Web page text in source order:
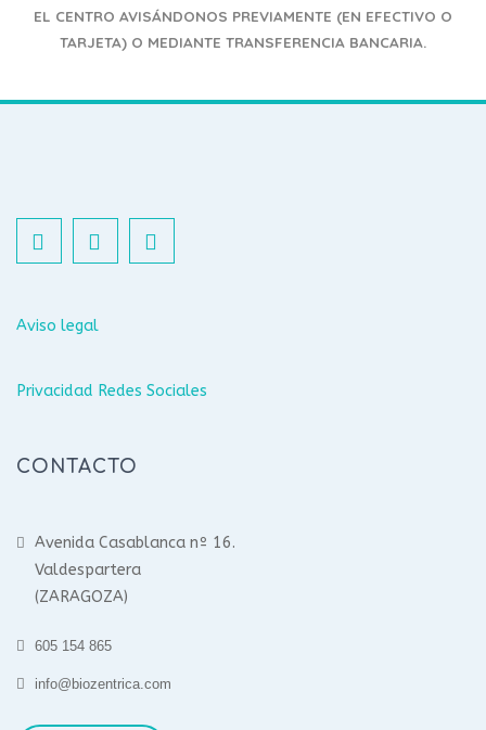
EL CENTRO AVISÁNDONOS PREVIAMENTE (EN EFECTIVO O
TARJETA) O MEDIANTE TRANSFERENCIA BANCARIA.
Aviso legal
Privacidad Redes Sociales
CONTACTO
Avenida Casablanca nº 16.
Valdespartera
(ZARAGOZA)
605 154 865
info@biozentrica.com